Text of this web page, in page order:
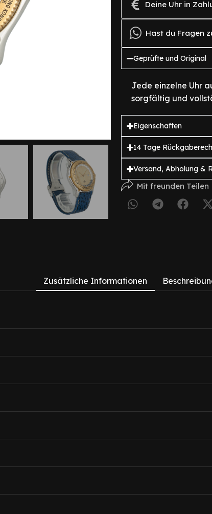
Deine Uhr in
Hast du Fragen
Geprüfte und Original
Jede einzelne Uhr
sorgfältig und
Eigenschaften
14 Tage
Versand, Abholung &
Mit freunden Teilen
Zusätzliche Informationen